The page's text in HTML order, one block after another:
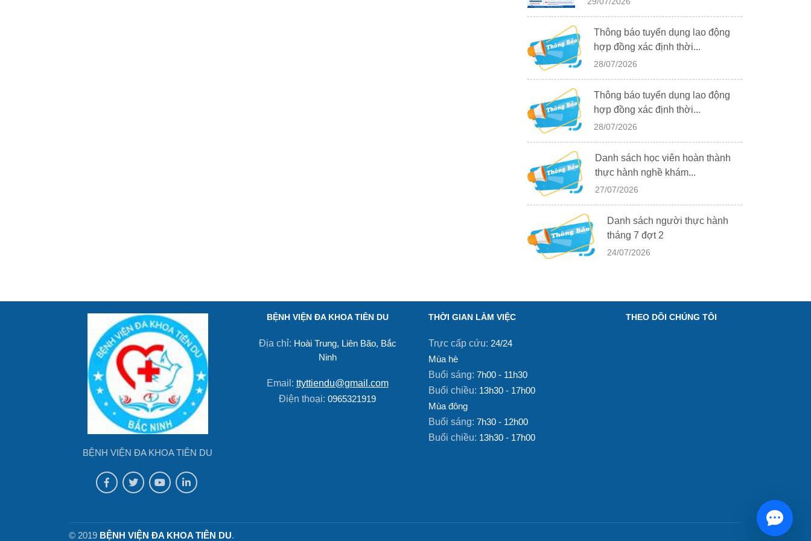
Thông báo tuyển dụng lao động
hợp đồng xác định thời...
28/07/2026
Thông báo tuyển dụng lao động
hợp đồng xác định thời...
28/07/2026
Danh sách học viên hoàn thành
thực hành nghề khám...
27/07/2026
Danh sách người thực hành
tháng 7 đợt 2
24/07/2026
BỆNH VIỆN ĐA KHOA TIÊN DU
BỆNH VIỆN ĐA KHOA TIÊN DU
Địa chỉ: Hoài Trung, Liên Bão, Bắc
Ninh
Email: ttyttiendu@gmail.com
Điện thoại:0965321919
THỜI GIAN LÀM VIỆC
Trực cấp cứu: 24/24
Mùa hè
Buổi sáng:7h00 - 11h30
Buổi chiều: 13h30 - 17h00
Mùa đông
Buổi sáng:7h30 - 12h00
Buổi chiều: 13h30 - 17h00
THEO DÕI CHÚNG TÔI
© 2019 BỆNH VIỆN ĐA KHOA TIÊN DU.